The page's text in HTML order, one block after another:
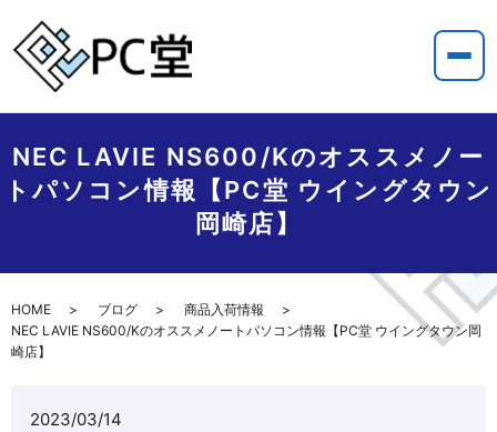
NEC LAVIE NS600/Kのオススメノー
トパソコン情報【PC堂 ウイングタウン
岡崎店】
HOME ブログ
商品入荷情報
NEC LAVIE NS600/Kのオススメノートパソコン情報【PC堂 ウイングタウン岡
崎店】
2023/03/14